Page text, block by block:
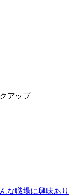
アップ
な職場に興味あり